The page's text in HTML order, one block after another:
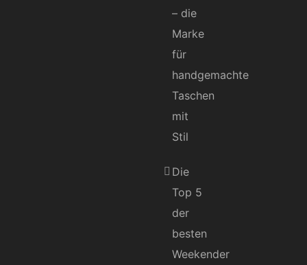
– die
Marke
für
handgemachte
Taschen
mit
Stil
Die
Top 5
der
besten
Weekender